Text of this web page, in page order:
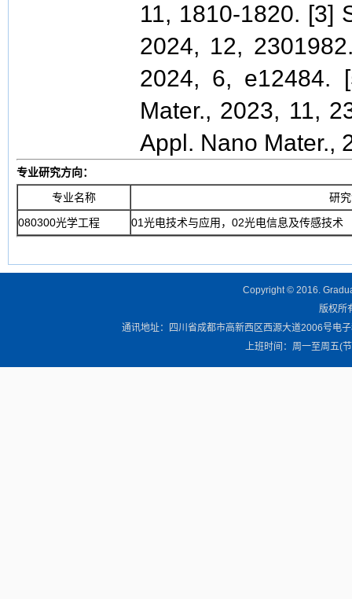
11, 1810-1820. [3]
2024, 12,
2024, 6, e12484.
Mater., 2023, 11,
Appl. Nano Mater.,
专业研究方向：
专业名称
研
080300光学工程
01光电技术与应用，02光电信息及传感技术
Copyright © 2016.
版权所
通讯地址：四川省成都市高新西区西源大道2006号电
上班时间：周一至周五(